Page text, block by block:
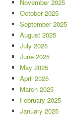
November 2025
October 2025
September 2025
August 2025
July 2025
June 2025
May 2025
April 2025
March 2025
February 2025
January 2025